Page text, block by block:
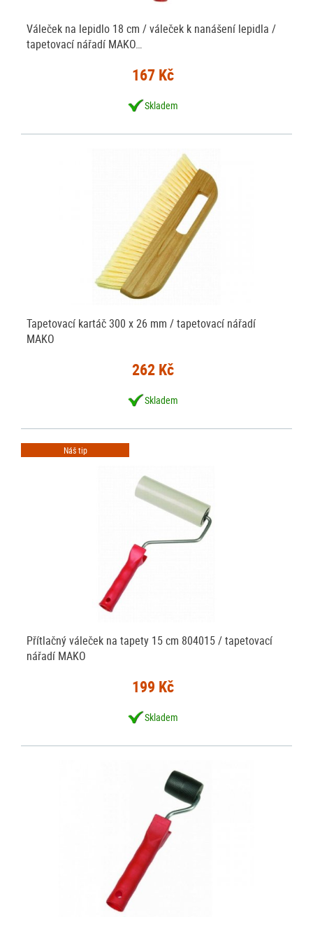
Váleček na lepidlo 18 cm / váleček k nanášení lepidla /
tapetovací nářadí MAKO…
167 Kč
Skladem
Tapetovací kartáč 300 x 26 mm / tapetovací nářadí
MAKO
262 Kč
Skladem
Náš tip
Přítlačný váleček na tapety 15 cm 804015 / tapetovací
nářadí MAKO
199 Kč
Skladem